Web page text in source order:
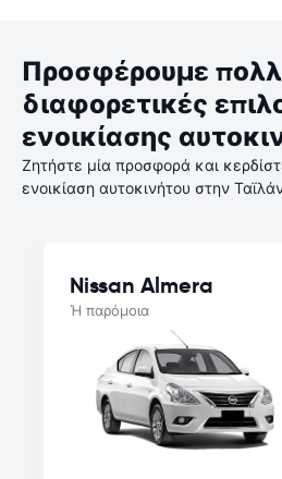
Προσφέρουμε
διαφορετικές
ενοικίασης
Ζητήστε μία προσφορά και
ενοικίαση αυτοκινήτου στην
Nissan Almera
Ή παρόμοια